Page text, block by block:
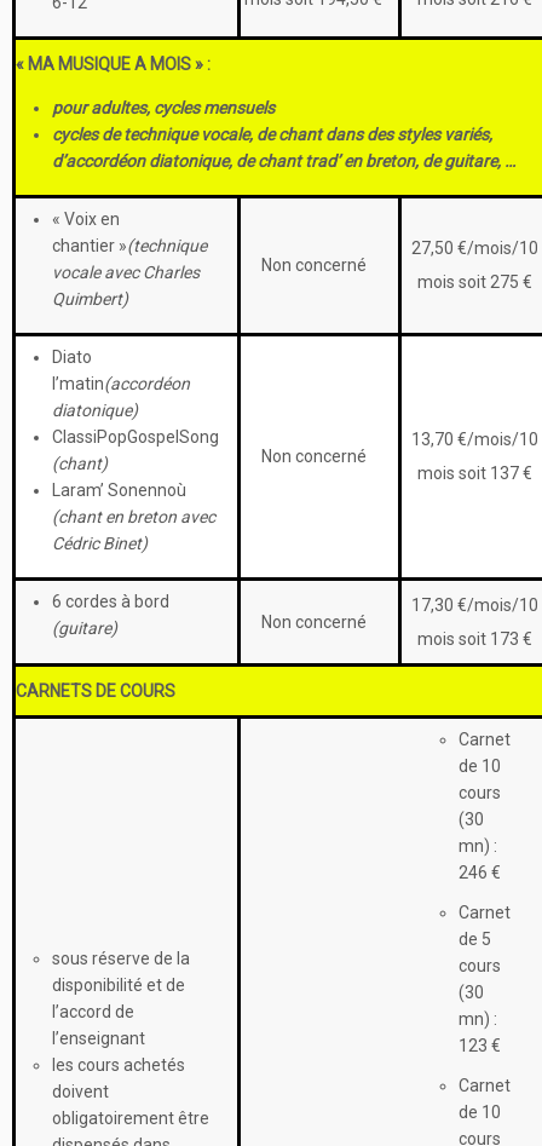
« MA MUSIQUE A MOIS » :
pour adultes, cycles mensuels
cycles de technique vocale, de chant dans des styles variés,
d’accordéon diatonique, de chant trad’ en breton, de guitare, …
« Voix en
chantier »(technique
vocale avec Charles
Quimbert)
Non concerné
27,50 €/mois/10
mois soit 275 €
Diato
l’matin(accordéon
diatonique)
ClassiPopGospelSong
(chant)
Laram’ Sonennoù
(chant en breton avec
Cédric Binet)
Non concerné
13,70 €/mois/10
mois soit 137 €
6 cordes à bord
(guitare)
Non concerné
17,30 €/mois/10
mois soit 173 €
CARNETS DE COURS
sous réserve de la
disponibilité et de
l’accord de
l’enseignant
les cours achetés
doivent
obligatoirement être
Carnet
de 10
cours
(30
mn) :
246 €
Carnet
de 5
cours
(30
mn) :
123 €
Carnet
de 10
cours